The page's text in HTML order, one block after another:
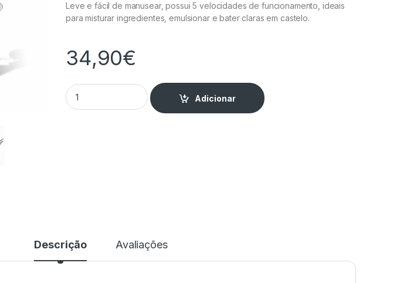
Leve e fácil de manusear, possui 5 velocidades de funcionamento, ideais
para misturar ingredientes, emulsionar e bater claras em castelo.
34,90€
Batedeira - SB41 quantity
Adicionar
Descrição Avaliações